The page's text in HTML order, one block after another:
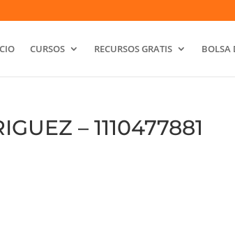
CURSOS RECURSOS GRATIS BOLSA
– 1110477881